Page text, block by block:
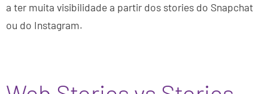
a ter muita visibilidade a partir dos stories do Snapchat
ou do Instagram.